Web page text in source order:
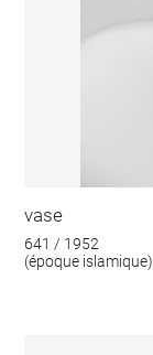
vase
641 / 1952
(époque islamique)